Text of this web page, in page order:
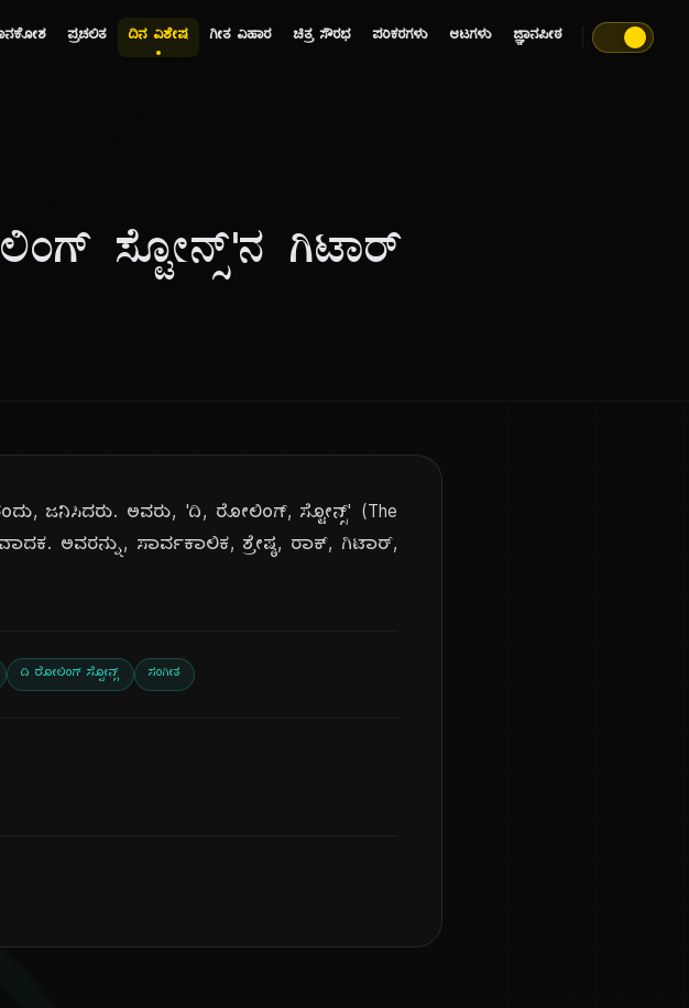
ಪ್ರಚಲಿತ ದಿನ ವಿಶೇಷ ಗೀತ ವಿಹಾರ ಚಿತ್ರ ಸೌರಭ ಪರಿಕರಗಳು ಆಟಗಳು ಜ್ಞಾನಪೀಠ
ಸ್ಟೋನ್ಸ್'ನ ಗಿಟಾರ್
ಜನಿಸಿದರು. ಅವರು, 'ದಿ, ರೋಲಿಂಗ್, ಸ್ಟೋನ್ಸ್' (The
ಅವರನ್ನು, ಸಾರ್ವಕಾಲಿಕ, ಶ್ರೇಷ್ಠ, ರಾಕ್, ಗಿಟಾರ್,
ದಿ ರೋಲಿಂಗ್ ಸ್ಟೋನ್ಸ್ ಸಂಗೀತ